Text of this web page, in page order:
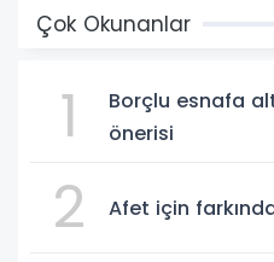
Çok Okunanlar
1
Borçlu esnafa
önerisi
2 Afet için